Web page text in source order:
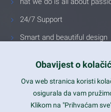
24/7 Support
Smart and beautiful design
Latest trends and much
Obavijest o
Ova web stranica koristi
osigurala da vam
Klikom na "Prihvaćam